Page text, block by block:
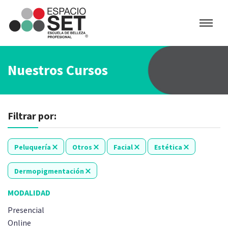
Espacio
SET
Nuestros Cursos
Filtrar por:
Peluquería Otros Facial Estética
Dermopigmentación
MODALIDAD
Presencial
Online